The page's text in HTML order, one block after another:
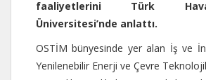
faaliyetlerini Türk
Üniversitesi’nde anlattı.
OSTİM bünyesinde yer alan İş ve
Yenilenebilir Enerji ve Çevre